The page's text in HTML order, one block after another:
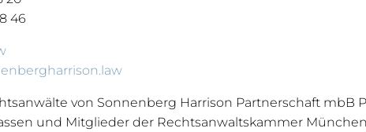
46
von Sonnenberg Harrison Partnerschaft
und Mitglieder der Rechtsanwaltskammer